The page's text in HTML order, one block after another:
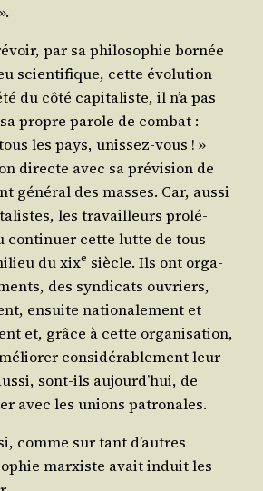
par sa phi­lo­so­phie bor­née
scien­ti­fique, cette évo­lu­tion
du côté capi­ta­liste, il n’a pas
propre parole de com­bat :
les pays, unis­sez-vous ! »
directe avec sa pré­vi­sion de
géné­ral des masses. Car, aus­si
les tra­vailleurs pro­lé­
conti­nuer cette lutte de tous
duxixe siècle. Ils ont orga­
des syn­di­cats ouvriers,
ensuite natio­na­le­ment et
et, grâce à cette orga­ni­sa­tion,
consi­dé­ra­ble­ment leur
sont-ils aujourd’hui, de
avec les unions patronales.
comme sur tant d’autres
mar­xiste avait induit les